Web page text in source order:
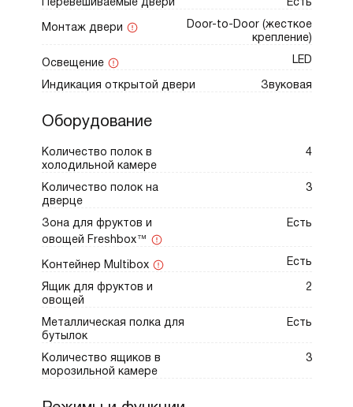
Перевешиваемые двери Есть
Монтаж двери
Door-to-Door (жесткое
крепление)
Освещение LED
Индикация открытой двери Звуковая
Оборудование
Количество полок в
холодильной камере
4
Количество полок на
дверце
3
Зона для фруктов и
овощей Freshbox™
Есть
Контейнер Multibox Есть
Ящик для фруктов и
овощей
2
Металлическая полка для
бутылок
Есть
Количество ящиков в
морозильной камере
3